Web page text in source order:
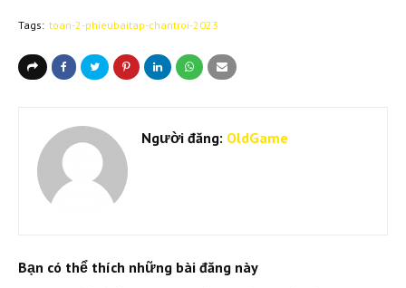
Tags: toan-2-phieubaitap-chantroi-2023
Người đăng: OldGame
Bạn có thể thích những bài đăng này